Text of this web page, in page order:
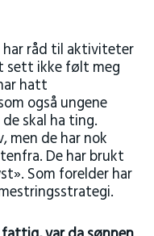
råd til aktiviteter
sett ikke følt meg
hatt
også ungene
skal ha ting.
men de har nok
De har brukt
Som forelder har